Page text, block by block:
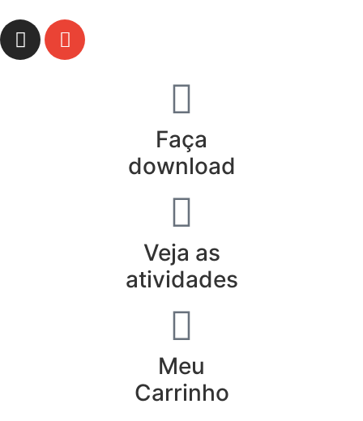
Faça
download
Veja as
atividades
Meu
Carrinho